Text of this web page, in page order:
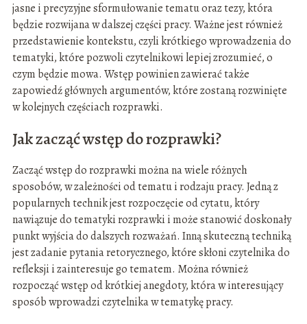
jasne i precyzyjne sformułowanie tematu oraz tezy, która
będzie rozwijana w dalszej części pracy. Ważne jest również
przedstawienie kontekstu, czyli krótkiego wprowadzenia do
tematyki, które pozwoli czytelnikowi lepiej zrozumieć, o
czym będzie mowa. Wstęp powinien zawierać także
zapowiedź głównych argumentów, które zostaną rozwinięte
w kolejnych częściach rozprawki.
Jak zacząć wstęp do rozprawki?
Zacząć wstęp do rozprawki można na wiele różnych
sposobów, w zależności od tematu i rodzaju pracy. Jedną z
popularnych technik jest rozpoczęcie od cytatu, który
nawiązuje do tematyki rozprawki i może stanowić doskonały
punkt wyjścia do dalszych rozważań. Inną skuteczną techniką
jest zadanie pytania retorycznego, które skłoni czytelnika do
refleksji i zainteresuje go tematem. Można również
rozpocząć wstęp od krótkiej anegdoty, która w interesujący
sposób wprowadzi czytelnika w tematykę pracy.